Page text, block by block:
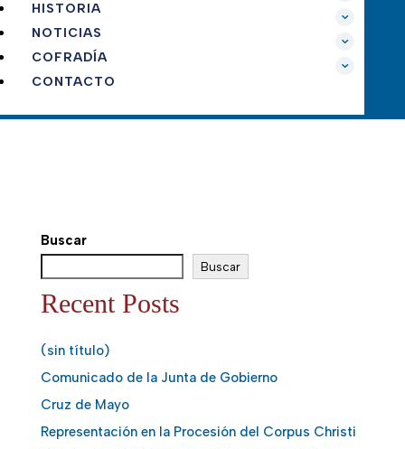
HISTORIA
NOTICIAS
COFRADÍA
CONTACTO
Buscar
Buscar
Recent Posts
(sin título)
Comunicado de la Junta de Gobierno
Cruz de Mayo
Representación en la Procesión del Corpus Christi